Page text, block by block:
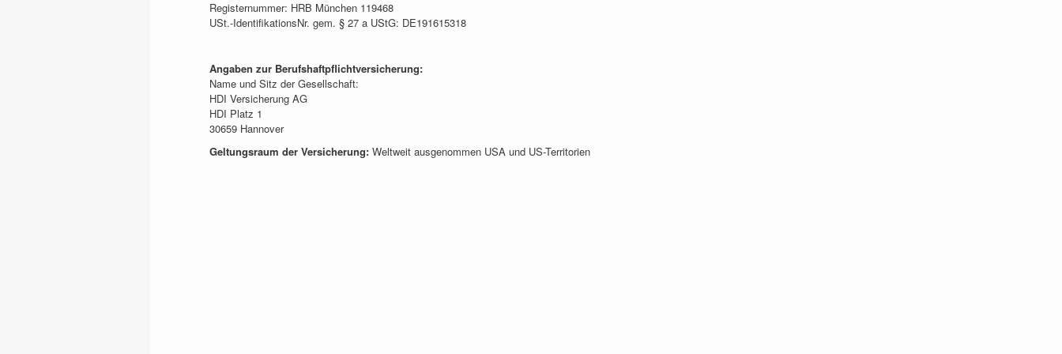
Registernummer: HRB München 119468
USt.-IdentifikationsNr. gem. § 27 a UStG: DE191615318
Angaben zur Berufshaftpflichtversicherung:
Name und Sitz der Gesellschaft:
HDI Versicherung AG
HDI Platz 1
30659 Hannover
Geltungsraum der Versicherung: Weltweit ausgenommen USA und US-Territorien